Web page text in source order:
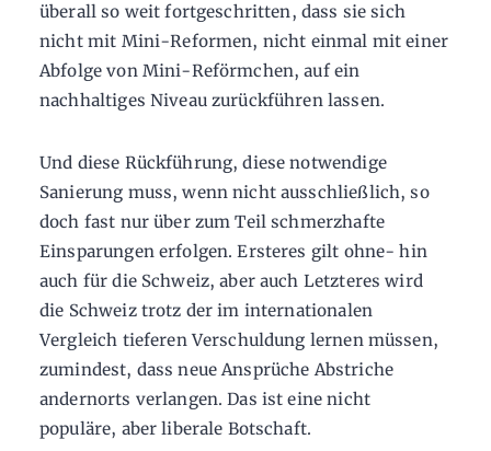
überall so weit fortgeschritten, dass sie sich
nicht mit Mini-Reformen, nicht einmal mit einer
Abfolge von Mini-Reförmchen, auf ein
nachhaltiges Niveau zurückführen lassen.
Und diese Rückführung, diese notwendige
Sanierung muss, wenn nicht ausschließlich, so
doch fast nur über zum Teil schmerzhafte
Einsparungen erfolgen. Ersteres gilt ohne- hin
auch für die Schweiz, aber auch Letzteres wird
die Schweiz trotz der im internationalen
Vergleich tieferen Verschuldung lernen müssen,
zumindest, dass neue Ansprüche Abstriche
andernorts verlangen. Das ist eine nicht
populäre, aber liberale Botschaft.